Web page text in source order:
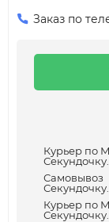
Заказ по
Курьер по
Секундочку...
Самовывоз
Секундочку...
Курьер по
Секундочку...